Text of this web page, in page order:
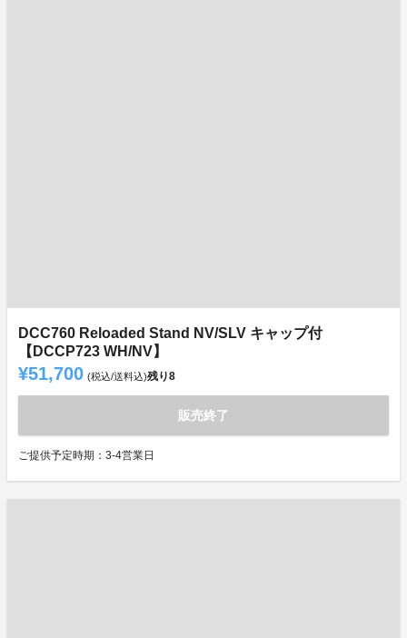
DCC760 Reloaded Stand NV/SLV キャップ付
【DCCP723 WH/NV】
¥51,700 (税込/送料込)残り8
販売終了
ご提供予定時期：3-4営業日